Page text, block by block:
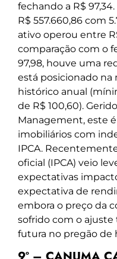
fechando a R$
R$ 557.660,86 com
ativo operou entre
comparação com o
97,98, houve uma
está posicionado na
histórico anual
de R$ 100,60).
Management, este
imobiliários com
IPCA.
oficial (IPCA) veio
expectativas
expectativa de
embora o preço da
sofrido com o
futura no pregão de